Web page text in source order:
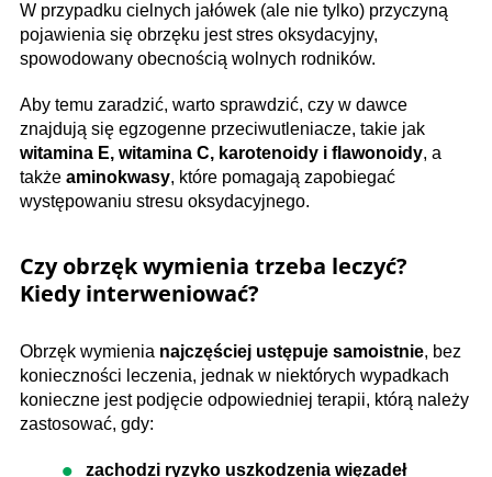
W przypadku cielnych jałówek (ale nie tylko) przyczyną
pojawienia się obrzęku jest stres oksydacyjny,
spowodowany obecnością wolnych rodników.
Aby temu zaradzić, warto sprawdzić, czy w dawce
znajdują się egzogenne przeciwutleniacze, takie jak
witamina E, witamina C, karotenoidy i flawonoidy, a
także aminokwasy, które pomagają zapobiegać
występowaniu stresu oksydacyjnego.
Czy obrzęk wymienia trzeba leczyć?
Kiedy interweniować?
Obrzęk wymienia najczęściej ustępuje samoistnie, bez
konieczności leczenia, jednak w niektórych wypadkach
konieczne jest podjęcie odpowiedniej terapii, którą należy
zastosować, gdy:
zachodzi ryzyko uszkodzenia więzadeł